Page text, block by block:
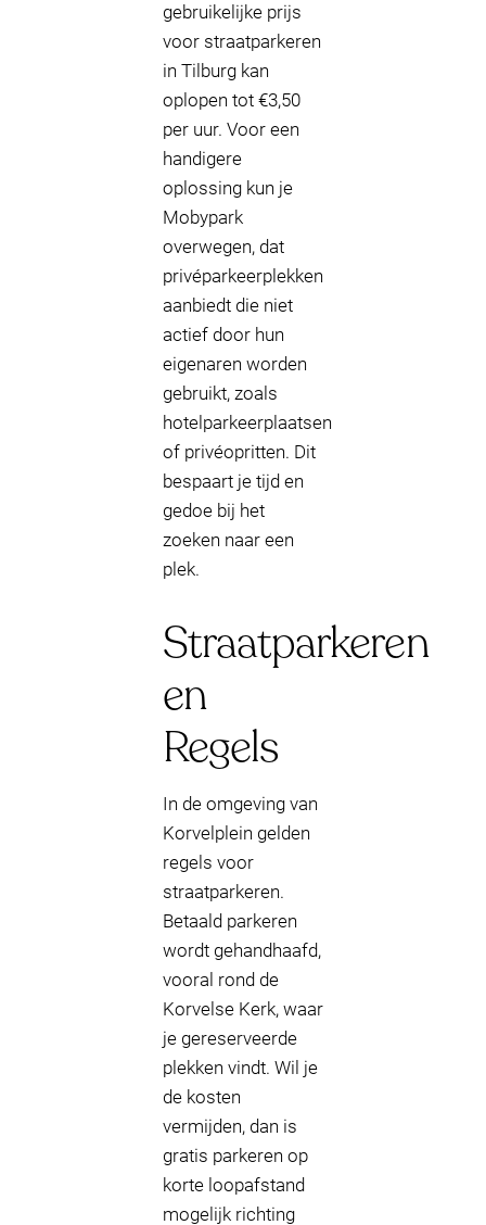
gebruikelijke prijs
voor straatparkeren
in Tilburg kan
oplopen tot €3,50
per uur. Voor een
handigere
oplossing kun je
Mobypark
overwegen, dat
privéparkeerplekken
aanbiedt die niet
actief door hun
eigenaren worden
gebruikt, zoals
hotelparkeerplaatsen
of privéopritten. Dit
bespaart je tijd en
gedoe bij het
zoeken naar een
plek.
Straatparkeren
en
Regels
In de omgeving van
Korvelplein gelden
regels voor
straatparkeren.
Betaald parkeren
wordt gehandhaafd,
vooral rond de
Korvelse Kerk, waar
je gereserveerde
plekken vindt. Wil je
de kosten
vermijden, dan is
gratis parkeren op
korte loopafstand
mogelijk richting